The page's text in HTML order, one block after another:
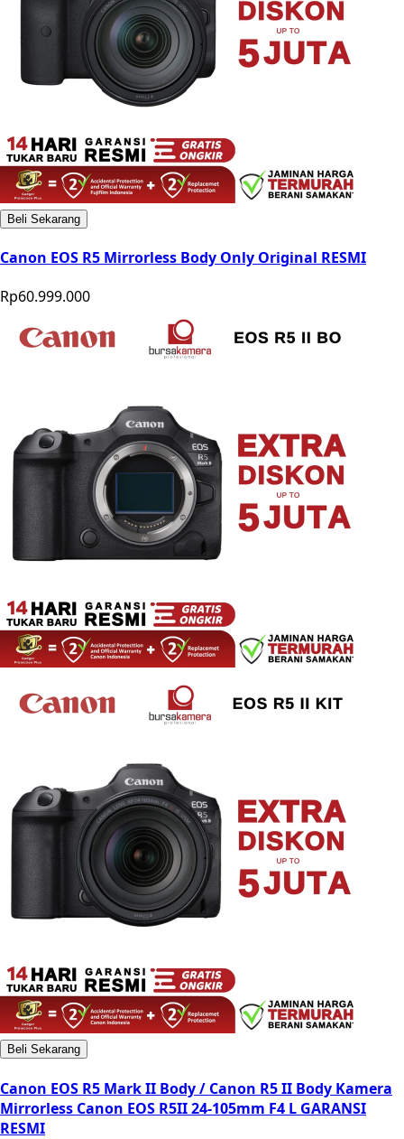
Beli Sekarang
Canon EOS R5 Mirrorless Body Only Original RESMI
Rp60.999.000
Beli Sekarang
Canon EOS R5 Mark II Body / Canon R5 II Body Kamera
Mirrorless Canon EOS R5II 24-105mm F4 L GARANSI
RESMI